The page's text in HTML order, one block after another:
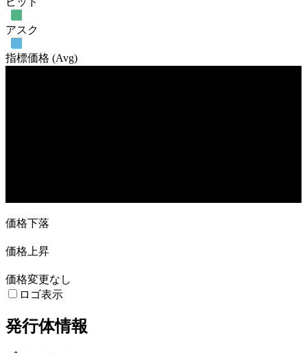
アスク
指標価格 (Avg)
価格下落
価格上昇
価格変更なし
ロゴ表示
発行体情報